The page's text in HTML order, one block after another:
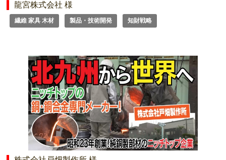
龍宮株式会社 様
繊維 家具 木材 製品・技術開発 知財戦略